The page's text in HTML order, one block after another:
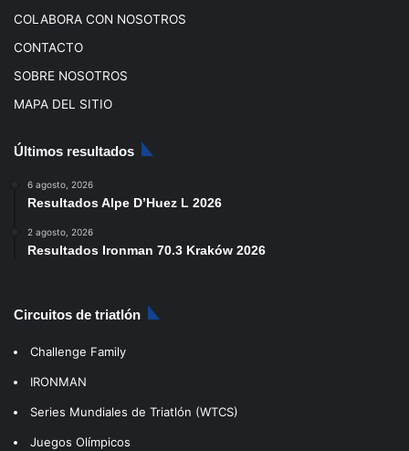
COLABORA CON NOSOTROS
CONTACTO
SOBRE NOSOTROS
MAPA DEL SITIO
Últimos resultados
6 agosto, 2026
Resultados Alpe D’Huez L 2026
2 agosto, 2026
Resultados Ironman 70.3 Kraków 2026
Circuitos de triatlón
Challenge Family
IRONMAN
Series Mundiales de Triatlón (WTCS)
Juegos Olímpicos